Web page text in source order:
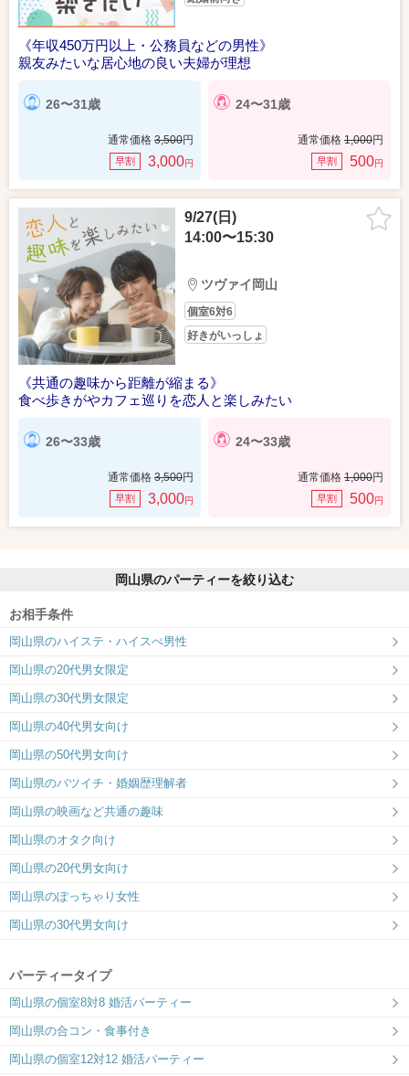
《年収450万円以上・公務員などの男性》
親友みたいな居心地の良い夫婦が理想
26〜31歳
通常価格 3,500円
早割 3,000円
24〜31歳
通常価格 1,000円
早割 500円
9/27(日)
14:00〜15:30
ツヴァイ岡山
個室6対6
好きがいっしょ
《共通の趣味から距離が縮まる》
食べ歩きがやカフェ巡りを恋人と楽しみたい
26〜33歳
通常価格 3,500円
早割 3,000円
24〜33歳
通常価格 1,000円
早割 500円
岡山県のパーティーを絞り込む
お相手条件
岡山県のハイステ・ハイスぺ男性
岡山県の20代男女限定
岡山県の30代男女限定
岡山県の40代男女向け
岡山県の50代男女向け
岡山県のバツイチ・婚姻歴理解者
岡山県の映画など共通の趣味
岡山県のオタク向け
岡山県の20代男女向け
岡山県のぽっちゃり女性
岡山県の30代男女向け
パーティータイプ
岡山県の個室8対8 婚活パーティー
岡山県の合コン・食事付き
岡山県の個室12対12 婚活パーティー